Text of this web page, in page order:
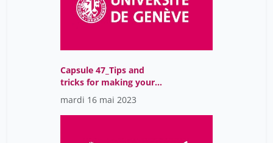
Capsule 47_Tips and
tricks for making your
datasets visible
mardi 16 mai 2023